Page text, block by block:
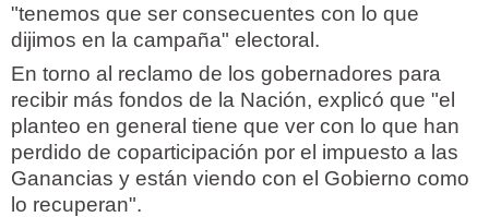
"tenemos que ser consecuentes con lo que
dijimos en la campaña" electoral.
En torno al reclamo de los gobernadores para
recibir más fondos de la Nación, explicó que "el
planteo en general tiene que ver con lo que han
perdido de coparticipación por el impuesto a las
Ganancias y están viendo con el Gobierno como
lo recuperan".